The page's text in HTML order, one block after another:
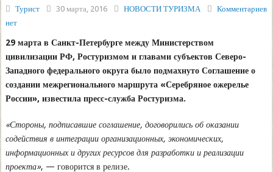
Турист 30 марта, 2016 НОВОСТИ ТУРИЗМА
Комментариев
нет
29 марта в Санкт-Петербурге между Министерством
цивилизации РФ, Ростуризмом и главами субъектов Северо-
Западного федерального округа было подмахнуто Соглашение о
создании межрегионального маршрута «Серебряное ожерелье
России», известила пресс-служба Ростуризма.
«Стороны, подписавшие соглашение, договорились об оказании
содействия в интеграции организационных, экономических,
информационных и других ресурсов для разработки и реализации
проекта», — говорится в релизе.